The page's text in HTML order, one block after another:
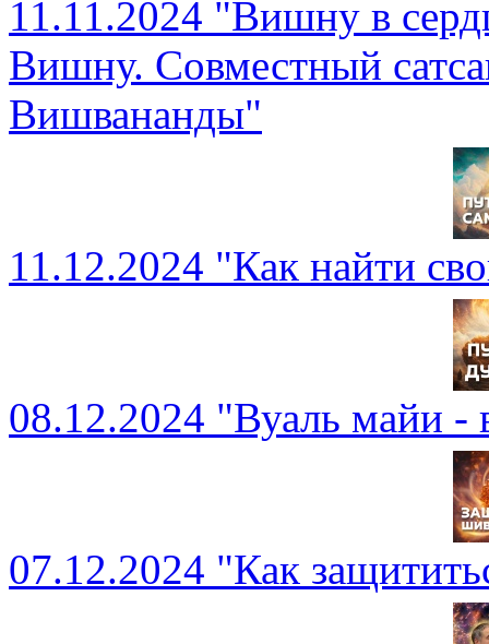
11.11.2024 "Вишну в
Вишну. Совместный
Вишвананды"
11.12.2024 "Как найти
08.12.2024 "Вуаль майи
07.12.2024 "Как